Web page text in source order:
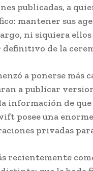
publicadas, a
mantener sus
ni siquiera
definitivo de la
a ponerse más
a publicar
información de
posee una
privadas
recientemente